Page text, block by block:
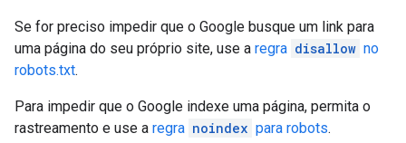
Se for preciso impedir que o Google busque um link para
uma página do seu próprio site, use a regra disallow no
robots.txt.
Para impedir que o Google indexe uma página, permita o
rastreamento e use a regra noindex para robots.